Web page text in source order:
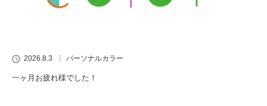
2026.8.3 パーソナルカラー
一ヶ月お疲れ様でした！